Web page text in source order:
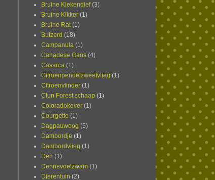
Bruine Kiekendief (3)
Bruine Kikker (1)
Bruine Rat (1)
Buizerd (18)
Campanula (1)
Canadese Gans (4)
Casarca (1)
Citroenpendelzweefvlieg (1)
Citroenvlinder (1)
Clun Forest schaap (1)
Coloradokever (1)
Courgette (1)
Dagpauwoog (5)
Dambordje (1)
Dambordvlieg (1)
Den (1)
Dennevoetzwam (1)
Dierentuin (2)